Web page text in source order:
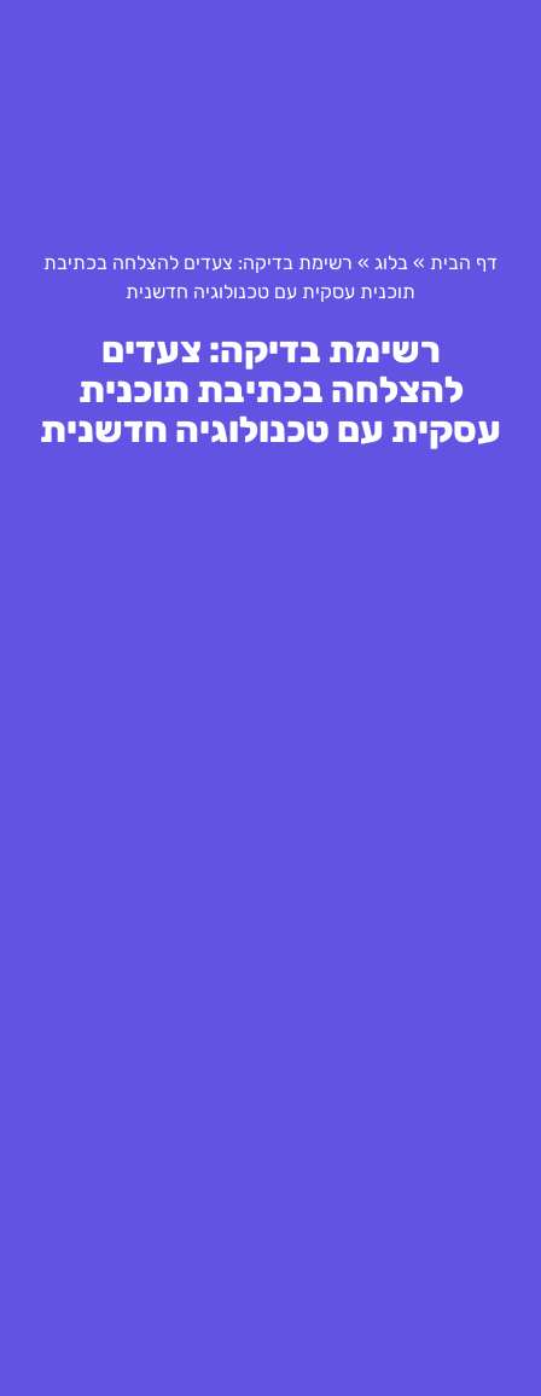
דף הבית » בלוג » רשימת בדיקה: צעדים להצלחה בכתיבת
תוכנית עסקית עם טכנולוגיה חדשנית
רשימת בדיקה: צעדים
להצלחה בכתיבת תוכנית
עסקית עם טכנולוגיה חדשנית